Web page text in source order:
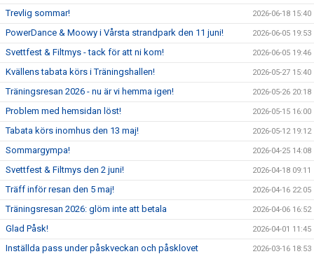
PRISER
ANMÄLAN
Trevlig sommar! 2026-06-18 15:40
PowerDance & Moowy i Vårsta strandpark den 11 juni! 2026-06-05 19:53
Svettfest & Filtmys - tack för att ni kom! 2026-06-05 19:46
Kvällens tabata körs i Träningshallen! 2026-05-27 15:40
Träningsresan 2026 - nu är vi hemma igen! 2026-05-26 20:18
Problem med hemsidan löst! 2026-05-15 16:00
Tabata körs inomhus den 13 maj! 2026-05-12 19:12
Sommargympa! 2026-04-25 14:08
Svettfest & Filtmys den 2 juni! 2026-04-18 09:11
Träff inför resan den 5 maj! 2026-04-16 22:05
Träningsresan 2026: glöm inte att betala 2026-04-06 16:52
Glad Påsk! 2026-04-01 11:45
Inställda pass under påskveckan och påsklovet 2026-03-16 18:53